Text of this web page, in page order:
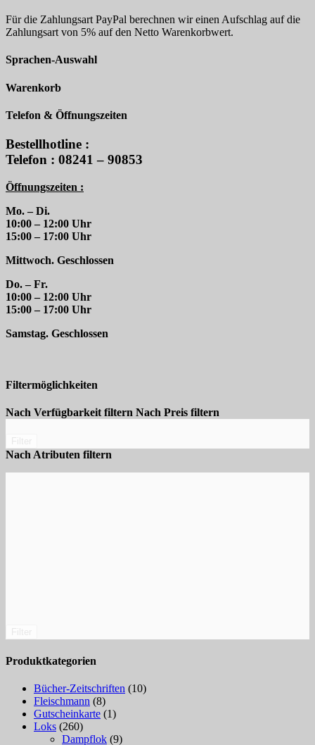
Für die Zahlungsart PayPal berechnen wir einen Aufschlag auf die
Zahlungsart von 5% auf den Netto Warenkorbwert.
Sprachen-Auswahl
Warenkorb
Telefon & Öffnungszeiten
Bestellhotline :
Telefon : 08241 – 90853
Öffnungszeiten :
Mo. – Di.
10:00 – 12:00 Uhr
15:00 – 17:00 Uhr
Mittwoch. Geschlossen
Do. – Fr.
10:00 – 12:00 Uhr
15:00 – 17:00 Uhr
Samstag. Geschlossen
Filtermöglichkeiten
Nach Verfügbarkeit filtern Nach Preis filtern
Nach Atributen filtern
Produktkategorien
Bücher-Zeitschriften (10)
Fleischmann (8)
Gutscheinkarte (1)
Loks (260)
Dampflok (9)